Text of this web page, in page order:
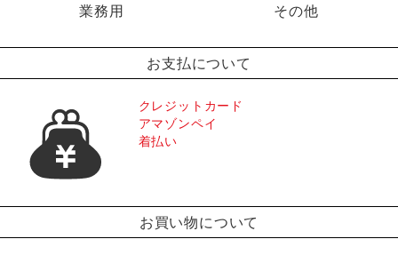
業務用 その他
お支払について
クレジットカード
アマゾンペイ
着払い
お買い物について